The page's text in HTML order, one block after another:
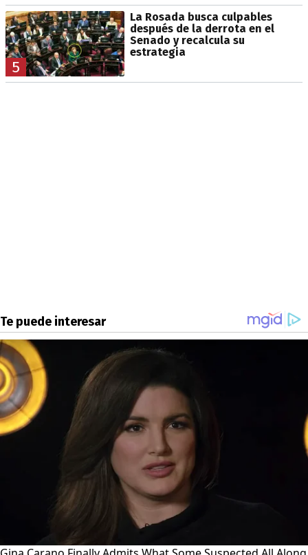
5
La Rosada busca culpables
después de la derrota en el
Senado y recalcula su
estrategia